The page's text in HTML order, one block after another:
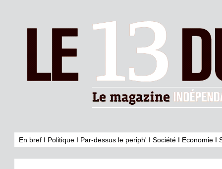
En bref I Politique I Par-dessus le periph' I Société I Economie I